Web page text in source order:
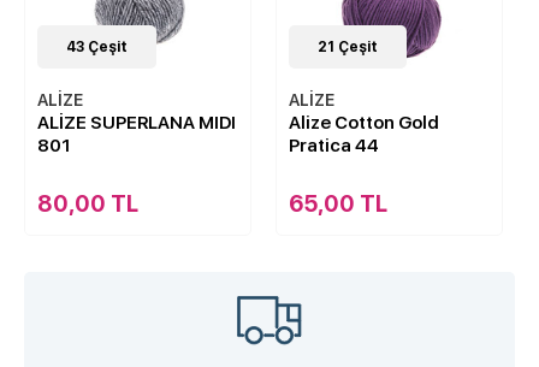
43 Çeşit
ALİZE
ALİZE SUPERLANA MIDI
801
80,00 TL
21 Çeşit
ALİZE
Alize Cotton Gold
Pratica 44
65,00 TL